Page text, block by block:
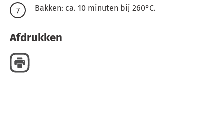
Bakken: ca. 10 minuten bij 260°C.
Afdrukken